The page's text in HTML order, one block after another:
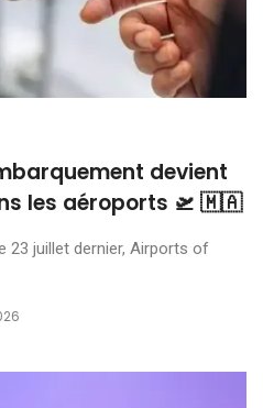
devient
les aéroports 🛫 🇲🇦
23 juillet dernier, Airports of